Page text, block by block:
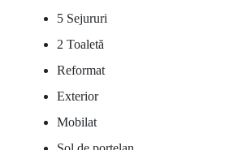
5 Sejururi
2 Toaletă
Reformat
Exterior
Mobilat